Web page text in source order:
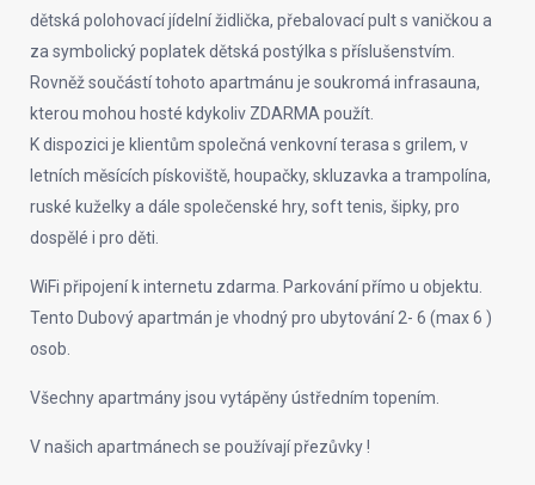
dětská polohovací jídelní židlička, přebalovací pult s vaničkou a
za symbolický poplatek dětská postýlka s příslušenstvím.
Rovněž součástí tohoto apartmánu je soukromá infrasauna,
kterou mohou hosté kdykoliv ZDARMA použít.
K dispozici je klientům společná venkovní terasa s grilem, v
letních měsících pískoviště, houpačky, skluzavka a trampolína,
ruské kuželky a dále společenské hry, soft tenis, šipky, pro
dospělé i pro děti.
WiFi připojení k internetu zdarma. Parkování přímo u objektu.
Tento Dubový apartmán je vhodný pro ubytování 2- 6 (max 6 )
osob.
Všechny apartmány jsou vytápěny ústředním topením.
V našich apartmánech se používají přezůvky !